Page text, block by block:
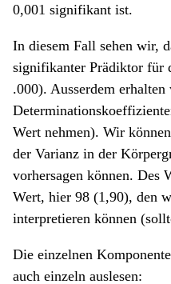
0,001 signifikant ist.
In diesem Fall sehen wir,
signifikanter Prädiktor für
.000). Ausserdem erhalten
Wert nehmen). Wir
der Varianz in der
vorhersagen können. Des
Wert, hier 98 (1,90), den
interpretieren können
Die einzelnen
auch einzeln auslesen: